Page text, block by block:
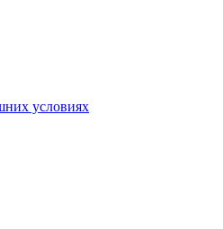
условиях